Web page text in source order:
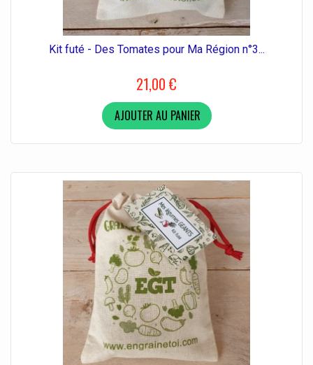
Kit futé - Des Tomates pour Ma Région n°3...
21,00 €
AJOUTER AU PANIER